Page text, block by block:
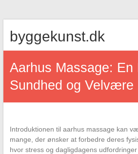
content
byggekunst.dk
Aarhus Massage: En
Sundhed og Velvære
Introduktionen til aarhus massage kan
mange, der ønsker at forbedre deres
hvor stress og dagligdagens